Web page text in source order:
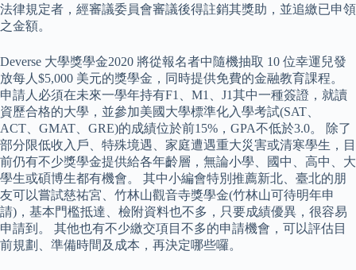
法律規定者，經審議委員會審議後得註銷其獎助，並追繳已申領
之金額。
Deverse 大學獎學金2020 將從報名者中隨機抽取 10 位幸運兒發
放每人$5,000 美元的獎學金，同時提供免費的金融教育課程。
申請人必須在未來一學年持有F1、M1、J1其中一種簽證，就讀
資歷合格的大學，並參加美國大學標準化入學考試(SAT、
ACT、GMAT、GRE)的成績位於前15%，GPA不低於3.0。 除了
部分限低收入戶、特殊境遇、家庭遭遇重大災害或清寒學生，目
前仍有不少獎學金提供給各年齡層，無論小學、國中、高中、大
學生或碩博生都有機會。 其中小編會特別推薦新北、臺北的朋
友可以嘗試慈祐宮、竹林山觀音寺獎學金(竹林山可待明年申
請)，基本門檻抵達、檢附資料也不多，只要成績優異，很容易
申請到。 其他也有不少繳交項目不多的申請機會，可以評估目
前規劃、準備時間及成本，再決定哪些囉。